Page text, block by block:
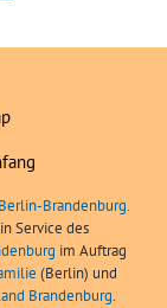
Brandenburg.
Service des
im Auftrag
(Berlin) und
Brandenburg.